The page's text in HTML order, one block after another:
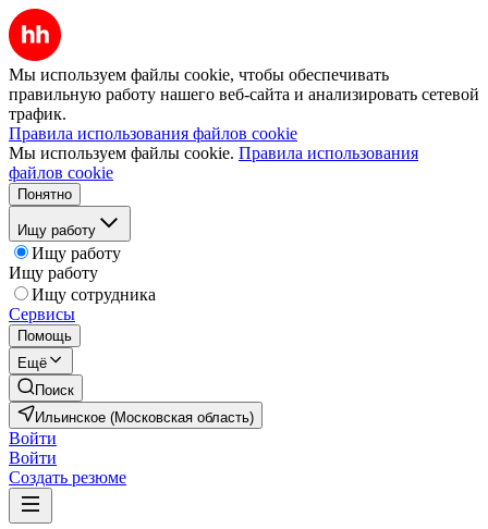
Мы используем файлы cookie, чтобы обеспечивать
правильную работу нашего веб-сайта и анализировать сетевой
трафик.
Правила использования файлов cookie
Мы используем файлы cookie. Правила использования
файлов cookie
Понятно
Ищу работу
Ищу работу
Ищу работу
Ищу сотрудника
Сервисы
Помощь
Ещё
Поиск
Ильинское (Московская область)
Войти
Войти
Создать резюме